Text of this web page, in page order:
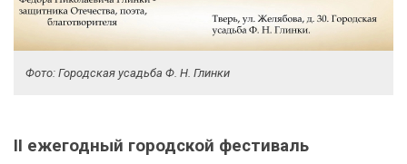
Фото: Городская усадьба Ф. Н. Глинки
II ежегодный городской фестиваль